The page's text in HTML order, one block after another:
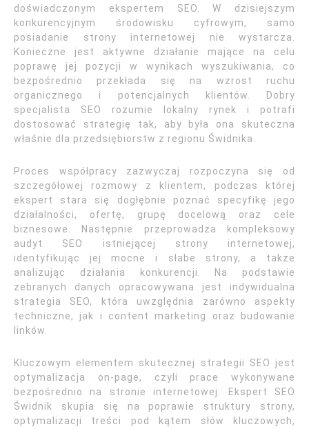
doświadczonym ekspertem SEO. W dzisiejszym
konkurencyjnym środowisku cyfrowym, samo
posiadanie strony internetowej nie wystarcza.
Konieczne jest aktywne działanie mające na celu
poprawę jej pozycji w wynikach wyszukiwania, co
bezpośrednio przekłada się na wzrost ruchu
organicznego i potencjalnych klientów. Dobry
specjalista SEO rozumie lokalny rynek i potrafi
dostosować strategię tak, aby była ona skuteczna
właśnie dla przedsiębiorstw z regionu Świdnika.
Proces współpracy zazwyczaj rozpoczyna się od
szczegółowej rozmowy z klientem, podczas której
ekspert stara się dogłębnie poznać specyfikę jego
działalności, ofertę, grupę docelową oraz cele
biznesowe. Następnie przeprowadza kompleksowy
audyt SEO istniejącej strony internetowej,
identyfikując jej mocne i słabe strony, a także
analizując działania konkurencji. Na podstawie
zebranych danych opracowywana jest indywidualna
strategia SEO, która uwzględnia zarówno aspekty
techniczne, jak i content marketing oraz budowanie
linków.
Kluczowym elementem skutecznej strategii SEO jest
optymalizacja on-page, czyli prace wykonywane
bezpośrednio na stronie internetowej. Ekspert SEO
Świdnik skupia się na poprawie struktury strony,
optymalizacji treści pod kątem słów kluczowych,